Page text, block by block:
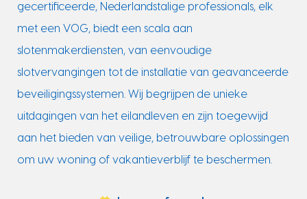
gecertificeerde, Nederlandstalige professionals, elk
met een VOG, biedt een scala aan
slotenmakerdiensten, van eenvoudige
slotvervangingen tot de installatie van geavanceerde
beveiligingssystemen. Wij begrijpen de unieke
uitdagingen van het eilandleven en zijn toegewijd
aan het bieden van veilige, betrouwbare oplossingen
om uw woning of vakantieverblijf te beschermen.